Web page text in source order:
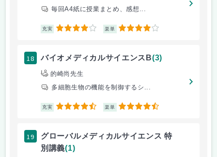
毎回A4紙に授業まとめ、感想...
充実 4 楽単 4
18 バイオメディカルサイエンスB(3)
的崎尚先生
多細胞生物の機能を制御するシ...
充実 4.5 楽単 4.5
19
グローバルメディカルサイエンス 特
別講義(1)